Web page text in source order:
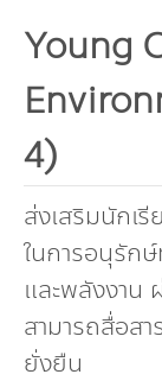
Annual
Dr.
Global
Young
4)
ส่งเสริมนักเ
ในการอนุรัก
และพลังงาน
สามารถสื่อส
ยั่งยืน